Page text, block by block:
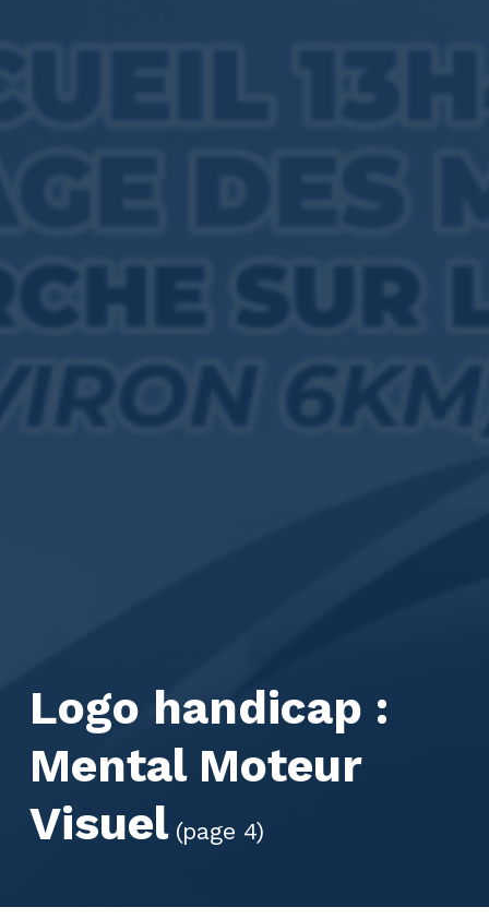
Logo handicap :
Mental Moteur
Visuel(page 4)